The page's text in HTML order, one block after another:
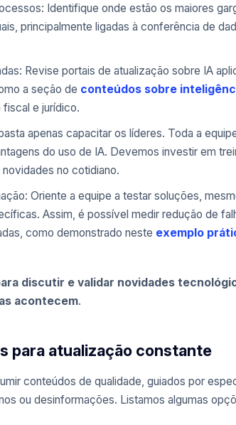
Identifique onde estão os maiores
principalmente ligadas à conferência de
Revise portais de atualização sobre IA
a seção de conteúdos sobre
fiscal e jurídico.
apenas capacitar os líderes. Toda a
do uso de IA. Devemos investir em
no cotidiano.
Oriente a equipe a testar soluções,
Assim, é possível medir redução de
como demonstrado neste exemplo
discutir e validar novidades
acontecem.
para atualização constante
conteúdos de qualidade, guiados por
ou desinformações. Listamos algumas